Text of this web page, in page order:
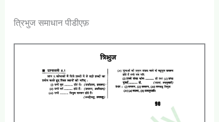
त्रिभुज समाधान पीडीएफ़